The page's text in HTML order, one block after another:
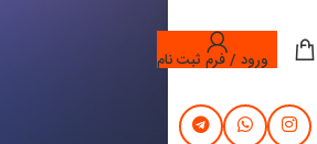
ورود / فرم ثبت نام